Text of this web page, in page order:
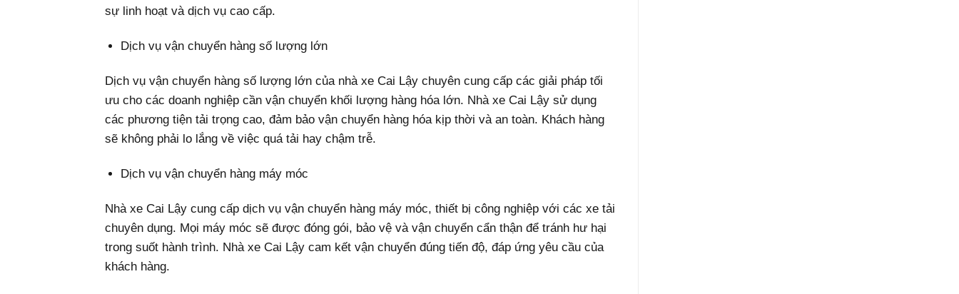
sự linh hoạt và dịch vụ cao cấp.
Dịch vụ vận chuyển hàng số lượng lớn
Dịch vụ vận chuyển hàng số lượng lớn của nhà xe Cai Lậy chuyên cung cấp các giải pháp tối
ưu cho các doanh nghiệp cần vận chuyển khối lượng hàng hóa lớn. Nhà xe Cai Lậy sử dụng
các phương tiện tải trọng cao, đảm bảo vận chuyển hàng hóa kịp thời và an toàn. Khách hàng
sẽ không phải lo lắng về việc quá tải hay chậm trễ.
Dịch vụ vận chuyển hàng máy móc
Nhà xe Cai Lậy cung cấp dịch vụ vận chuyển hàng máy móc, thiết bị công nghiệp với các xe tải
chuyên dụng. Mọi máy móc sẽ được đóng gói, bảo vệ và vận chuyển cẩn thận để tránh hư hại
trong suốt hành trình. Nhà xe Cai Lậy cam kết vận chuyển đúng tiến độ, đáp ứng yêu cầu của
khách hàng.